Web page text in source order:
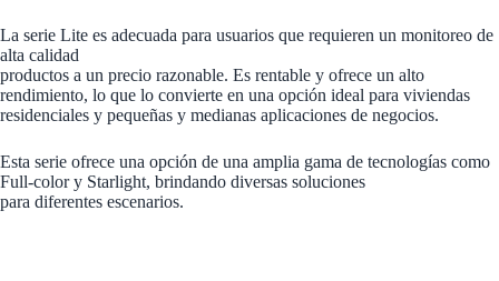
La serie Lite es adecuada para usuarios que requieren un monitoreo de
alta calidad
productos a un precio razonable. Es rentable y ofrece un alto
rendimiento, lo que lo convierte en una opción ideal para viviendas
residenciales y pequeñas y medianas aplicaciones de negocios.
Esta serie ofrece una opción de una amplia gama de tecnologías como
Full-color y Starlight, brindando diversas soluciones
para diferentes escenarios.